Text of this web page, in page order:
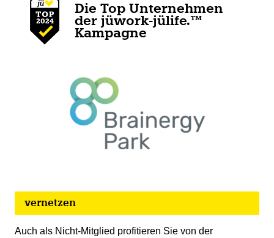
Die Top Unternehmen
der jüwork-jülife.™
Kampagne
vernetzen
Auch als Nicht-Mitglied profitieren Sie von der